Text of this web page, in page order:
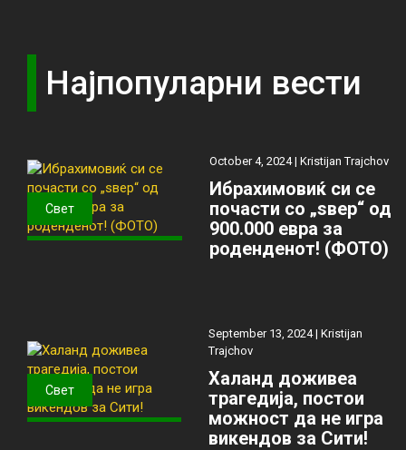
Најпопуларни вести
Свет
October 4, 2024 |Kristijan Trajchov
Ибрахимовиќ си се
почасти со „ѕвер“ од
900.000 евра за
роденденот! (ФОТО)
Свет
September 13, 2024 |Kristijan
Trajchov
Халанд доживеа
трагедија, постои
можност да не игра
викендов за Сити!